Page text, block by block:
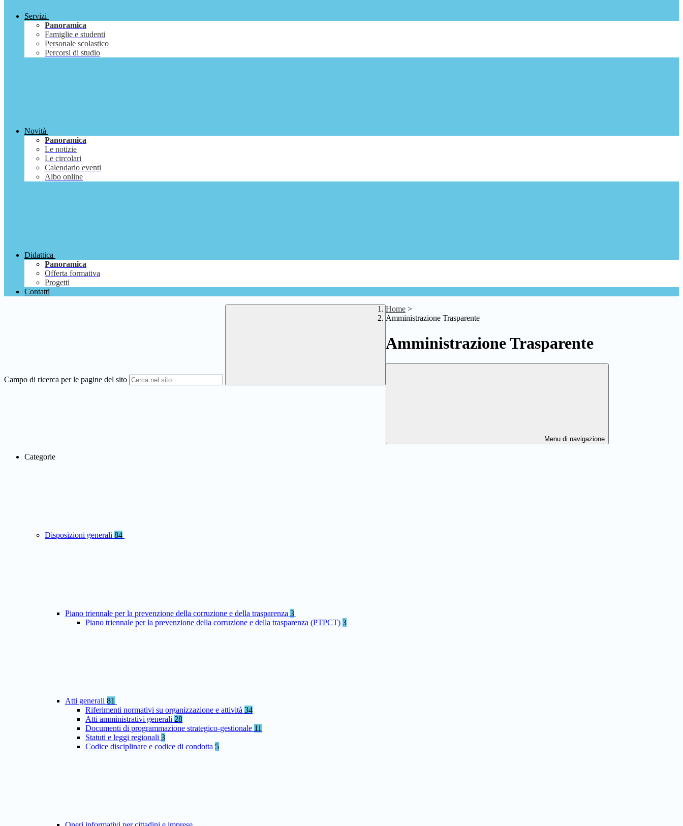
Servizi
Panoramica
Famiglie e studenti
Personale scolastico
Percorsi di studio
Novità
Panoramica
Le notizie
Le circolari
Calendario eventi
Albo online
Didattica
Panoramica
Offerta formativa
Progetti
Contatti
Campo di ricerca per le pagine del sito
Home >
Amministrazione Trasparente
Amministrazione Trasparente
Menu di navigazione
Categorie
Disposizioni generali 84
Piano triennale per la prevenzione della corruzione e della trasparenza 3
Piano triennale per la prevenzione della corruzione e della trasparenza (PTPCT) 3
Atti generali 81
Riferimenti normativi su organizzazione e attività 34
Atti amministrativi generali 28
Documenti di programmazione strategico-gestionale 11
Statuti e leggi regionali 3
Codice disciplinare e codice di condotta 5